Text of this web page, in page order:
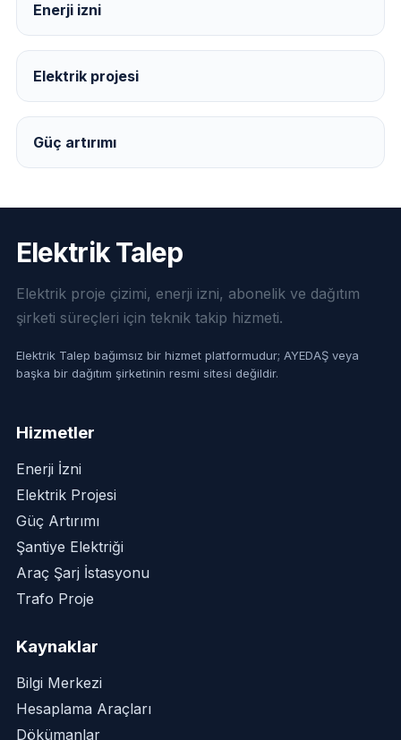
Enerji izni
Elektrik projesi
Güç artırımı
Elektrik Talep
Elektrik proje çizimi, enerji izni, abonelik ve dağıtım
şirketi süreçleri için teknik takip hizmeti.
Elektrik Talep bağımsız bir hizmet platformudur; AYEDAŞ veya
başka bir dağıtım şirketinin resmi sitesi değildir.
Hizmetler
Enerji İzni
Elektrik Projesi
Güç Artırımı
Şantiye Elektriği
Araç Şarj İstasyonu
Trafo Proje
Kaynaklar
Bilgi Merkezi
Hesaplama Araçları
Dökümanlar